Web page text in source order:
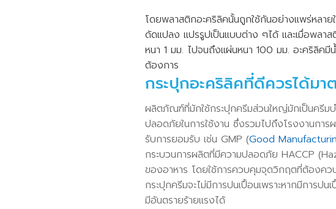
โดยพลาสติกอะคริลิคนั้นถูกใช้กันอย่างแพร่หลา
ดัดแปลง แปรรูปเป็นแบบต่าง ๆได้ และเมื่อพลา
หนา 1 มม. ไปจนถึงแผ่นหนา 100 มม. อะคริลิคมี
ต้องการ
กระปุกอะคริลิคที่ดีควรได้มา
ผลิตภัณฑ์ที่มักใช้กระปุกครีมส่วนใหญ่มักเป็นครีม
ปลอดภัยในการใช้งาน ซึ่งรวมไปถึงโรงงานกา
รับการยอมรับ เช่น GMP (Good
กระบวนการผลิตที่มีความปลอดภัย HACCP
ของอาหาร โดยใช้การควบคุมจุดวิกฤตที่ต้องค
กระปุกครีมจะไม่มีการปนเปื้อนเพราะหากมีการ
มีอันตรายร้ายแรงได้